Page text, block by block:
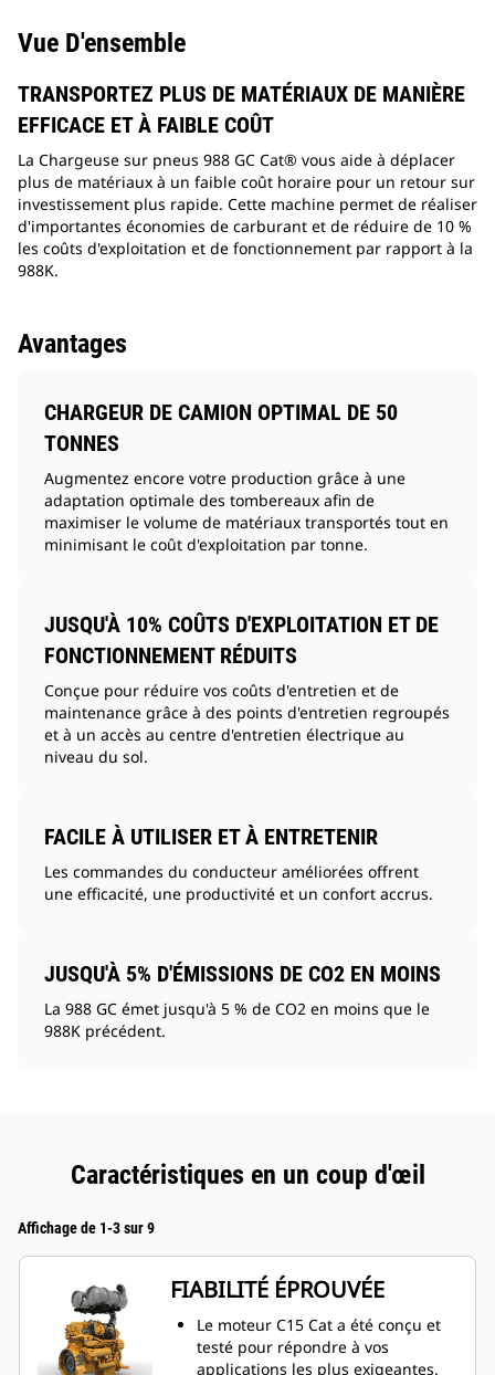
Vue D'ensemble
TRANSPORTEZ PLUS DE MATÉRIAUX DE MANIÈRE
EFFICACE ET À FAIBLE COÛT
La Chargeuse sur pneus 988 GC Cat® vous aide à déplacer
plus de matériaux à un faible coût horaire pour un retour sur
investissement plus rapide. Cette machine permet de réaliser
d'importantes économies de carburant et de réduire de 10 %
les coûts d'exploitation et de fonctionnement par rapport à la
988K.
Avantages
CHARGEUR DE CAMION OPTIMAL DE 50
TONNES
Augmentez encore votre production grâce à une
adaptation optimale des tombereaux afin de
maximiser le volume de matériaux transportés tout en
minimisant le coût d'exploitation par tonne.
JUSQU'À 10% COÛTS D'EXPLOITATION ET DE
FONCTIONNEMENT RÉDUITS
Conçue pour réduire vos coûts d'entretien et de
maintenance grâce à des points d'entretien regroupés
et à un accès au centre d'entretien électrique au
niveau du sol.
FACILE À UTILISER ET À ENTRETENIR
Les commandes du conducteur améliorées offrent
une efficacité, une productivité et un confort accrus.
JUSQU'À 5% D'ÉMISSIONS DE CO2 EN MOINS
La 988 GC émet jusqu'à 5 % de CO2 en moins que le
988K précédent.
Caractéristiques en un coup d'œil
Affichage de 1-3 sur 9
FIABILITÉ ÉPROUVÉE
Le moteur C15 Cat a été conçu et
testé pour répondre à vos
applications les plus exigeantes.